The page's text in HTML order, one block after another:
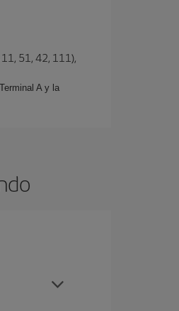
51, 42, 111),
A y la